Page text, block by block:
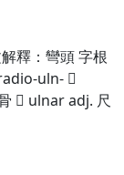
釋：彎頭 字根
uln- 
 ulnar adj. 尺